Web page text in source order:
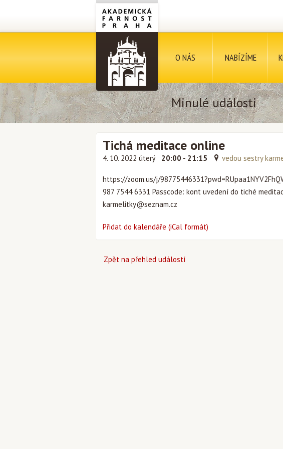
O NÁS NABÍZÍME
Minulé události
Tichá meditace online
4. 10. 2022 úterý 20:00 - 21:15 vedou sestry
https://zoom.us/j/
987 7544 6331 Passcode: kont uvedení do tiché
karmelitky@seznam.cz
Přidat do kalendáře (iCal formát)
Zpět na přehled událostí